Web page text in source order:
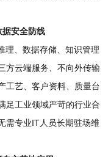
据安全防线
理、数据存储、知识管理
方云端服务、不向外传输
工艺、客户资料、质量台
足工业领域严苛的行业合
需专业IT人员长期驻场维